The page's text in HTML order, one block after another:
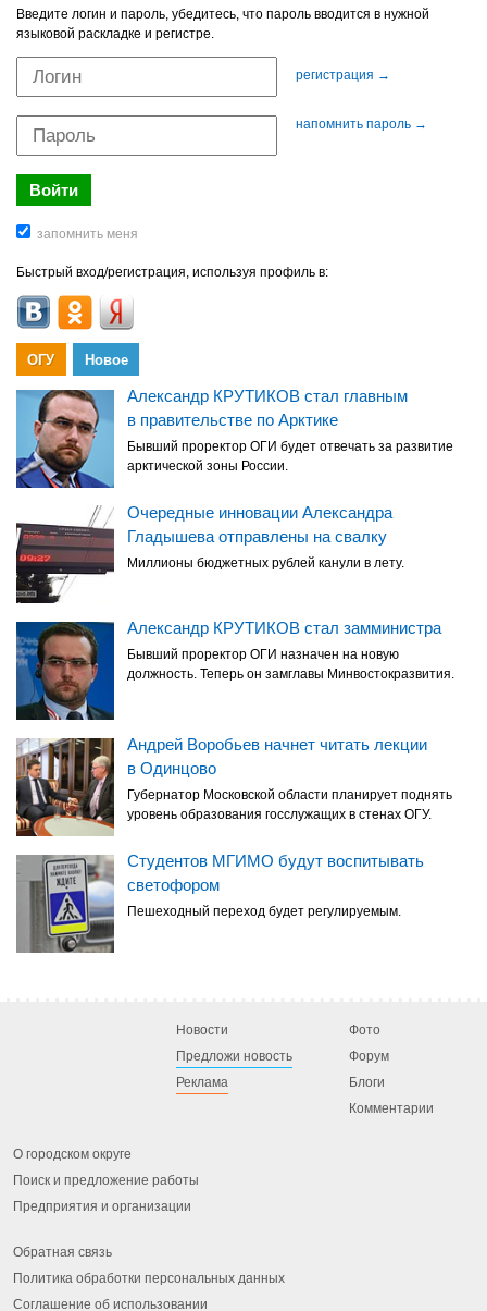
Введите логин и пароль, убедитесь, что пароль вводится в нужной
языковой раскладке и регистре.
регистрация →
напомнить пароль →
Быстрый вход/регистрация, используя профиль в:
ОГУ Новое
Александр КРУТИКОВ стал главным
в правительстве по Арктике
Бывший проректор ОГИ будет отвечать за развитие
арктической зоны России.
Очередные инновации Александра
Гладышева отправлены на свалку
Миллионы бюджетных рублей канули в лету.
Александр КРУТИКОВ стал замминистра
Бывший проректор ОГИ назначен на новую
должность. Теперь он замглавы Минвостокразвития.
Андрей Воробьев начнет читать лекции
в Одинцово
Губернатор Московской области планирует поднять
уровень образования госслужащих в стенах ОГУ.
Студентов МГИМО будут воспитывать
светофором
Пешеходный переход будет регулируемым.
Новости
Предложи новость
Реклама
Фото
Форум
Блоги
Комментарии
О городском округе
Поиск и предложение работы
Предприятия и организации
Обратная связь
Политика обработки персональных данных
Соглашение об использовании